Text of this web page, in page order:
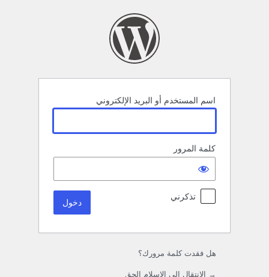
اسم المستخدم أو البريد الإلكتروني
كلمة المرور
تذكرني
هل فقدت كلمة مرورك؟
→ الانتقال إلى الإسلام الحق